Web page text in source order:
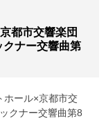
都市交響楽団
ナー交響曲第
ホール×京都市交
クナー交響曲第8